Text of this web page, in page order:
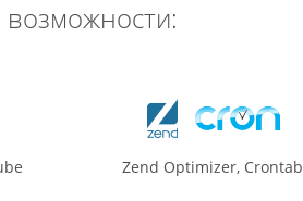
Zend Optimizer, Crontab